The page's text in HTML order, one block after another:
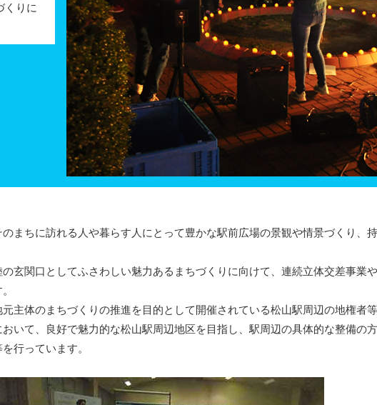
くりに
まちに訪れる人や暮らす人にとって豊かな駅前広場の景観や情景づくり、
玄関口としてふさわしい魅力あるまちづくりに向けて、連続立体交差事業
主体のまちづくりの推進を目的として開催されている松山駅周辺の地権者
いて、良好で魅力的な松山駅周辺地区を目指し、駅周辺の具体的な整備の
行っています。